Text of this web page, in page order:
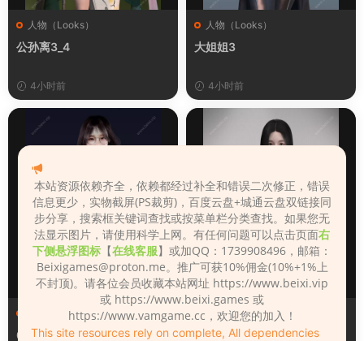
人物（Looks）
公孙离3_4
4小时前
人物（Looks）
大姐姐3
4小时前
人物（Looks）
008
人物（Looks）
1780918225
本站资源依赖齐全，依赖都经过补全和错误二次修正，错误
信息更少，实物截屏(PS裁剪)，百度云盘+城通云盘双链接同
步分享，搜索框关键词查找或按菜单栏分类查找。如果您无
法显示图片，请使用科学上网。有任何问题可以点击页面右
下侧悬浮图标 【在线客服】或加QQ：1739908496，邮箱：
Beixigames@proton.me。推广可获10%佣金(10%+1%上
不封顶)。请各位会员收藏本站网址 https://www.beixi.vip
或 https://www.beixi.games 或
https://www.vamgame.cc，欢迎您的加入！
This site resources rely on complete, All dependencies